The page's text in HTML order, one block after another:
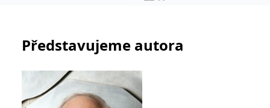
Představujeme autora